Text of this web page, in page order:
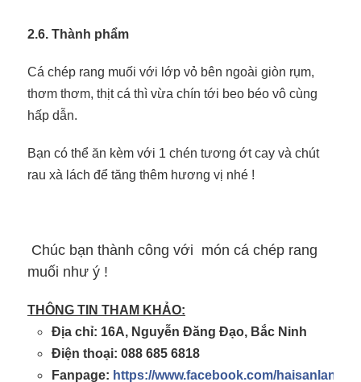
2.6. Thành phẩm
Cá chép rang muối với lớp vỏ bên ngoài giòn rụm,
thơm thơm, thịt cá thì vừa chín tới beo béo vô cùng
hấp dẫn.
Bạn có thể ăn kèm với 1 chén tương ớt cay và chút
rau xà lách để tăng thêm hương vị nhé !
Chúc bạn thành công với món cá chép rang
muối như ý !
THÔNG TIN THAM KHẢO:
Địa chỉ: 16A, Nguyễn Đăng Đạo, Bắc Ninh
Điện thoại: 088 685 6818
Fanpage: https://www.facebook.com/